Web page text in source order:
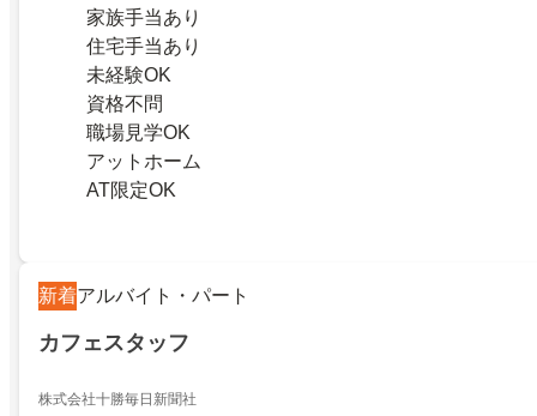
家族手当あり
住宅手当あり
未経験OK
資格不問
職場見学OK
アットホーム
AT限定OK
新着アルバイト・パート
カフェスタッフ
株式会社十勝毎日新聞社